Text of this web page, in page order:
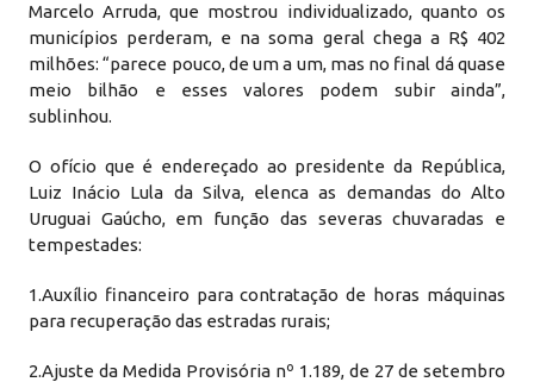
Marcelo Arruda, que mostrou individualizado, quanto os
municípios perderam, e na soma geral chega a R$ 402
milhões: “parece pouco, de um a um, mas no final dá quase
meio bilhão e esses valores podem subir ainda”,
sublinhou.
O ofício que é endereçado ao presidente da República,
Luiz Inácio Lula da Silva, elenca as demandas do Alto
Uruguai Gaúcho, em função das severas chuvaradas e
tempestades:
1.Auxílio financeiro para contratação de horas máquinas
para recuperação das estradas rurais;
2.Ajuste da Medida Provisória nº 1.189, de 27 de setembro